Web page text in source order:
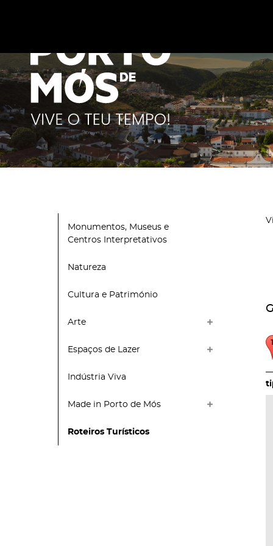
Monumentos, Museus e
Centros Interpretativos
Natureza
Cultura e Património
Arte
Espaços de Lazer
Indústria Viva
Made in Porto de Mós
Roteiros Turísticos